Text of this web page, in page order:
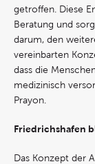
getroffen. Diese
Beratung und
darum, den
vereinbarten
dass die
medizinisch
Prayon.
Friedrichshafen
Das Konzept der